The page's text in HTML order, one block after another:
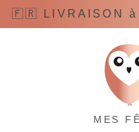
🇫🇷 LIVRAISON
MES